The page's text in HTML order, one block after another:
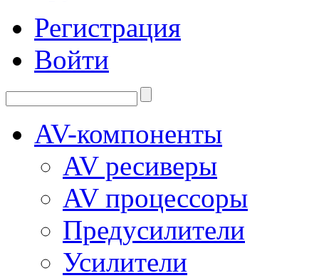
Регистрация
Войти
AV-компоненты
AV ресиверы
AV процессоры
Предусилители
Усилители